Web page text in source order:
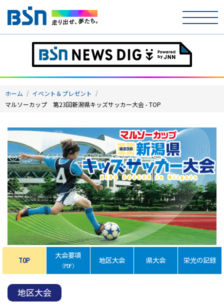
ホーム
テレビ
ラジオ
アナウンサー
イベント
ニュース
天気
プレゼント
コンテンツ・アプリ
キッズ ケンジュ 愛の募金
Well-being
ホーム
イベント＆プレゼント
マルソーカップ 第23回新潟県キッズサッカー大会 - TOP
TOP
大会要項
（PDF）
地区大会 県大会 栄光の記録
地区大会